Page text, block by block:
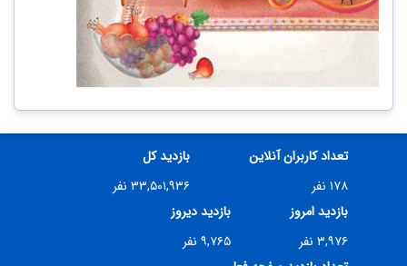
تعداد کاربران آنلاین
۱۷۸ نفر
بازدید کل
۳۳,۵۰۱,۹۳۶ نفر
بازدید امروز
۳,۹۷۶ نفر
بازدید دیروز
۹,۷۶۵ نفر